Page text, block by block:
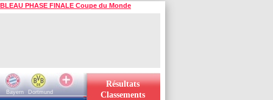
PHASE FINALE Coupe du Monde
Bayern
Dortmund
Résultats
Classements